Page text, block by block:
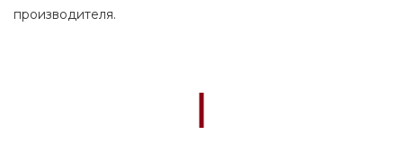
производителя.